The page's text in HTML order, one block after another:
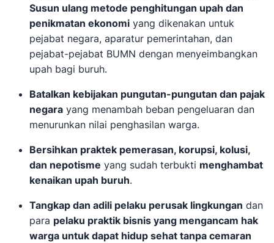
Susun ulang metode penghitungan upah dan
penikmatan ekonomi yang dikenakan untuk
pejabat negara, aparatur pemerintahan, dan
pejabat-pejabat BUMN dengan menyeimbangkan
upah bagi buruh.
Batalkan kebijakan pungutan-pungutan dan pajak
negara yang menambah beban pengeluaran dan
menurunkan nilai penghasilan warga.
Bersihkan praktek pemerasan, korupsi, kolusi,
dan nepotisme yang sudah terbukti menghambat
kenaikan upah buruh.
Tangkap dan adili pelaku perusak lingkungan dan
para pelaku praktik bisnis yang mengancam hak
warga untuk dapat hidup sehat tanpa cemaran